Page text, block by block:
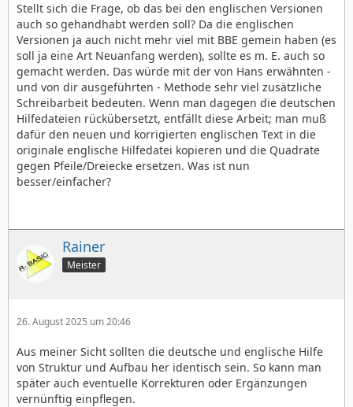
Stellt sich die Frage, ob das bei den englischen Versionen
auch so gehandhabt werden soll? Da die englischen
Versionen ja auch nicht mehr viel mit BBE gemein haben (es
soll ja eine Art Neuanfang werden), sollte es m. E. auch so
gemacht werden. Das würde mit der von Hans erwähnten -
und von dir ausgeführten - Methode sehr viel zusätzliche
Schreibarbeit bedeuten. Wenn man dagegen die deutschen
Hilfedateien rückübersetzt, entfällt diese Arbeit; man muß
dafür den neuen und korrigierten englischen Text in die
originale englische Hilfedatei kopieren und die Quadrate
gegen Pfeile/Dreiecke ersetzen. Was ist nun
besser/einfacher?
Rainer
Meister
26. August 2025 um 20:46
Aus meiner Sicht sollten die deutsche und englische Hilfe
von Struktur und Aufbau her identisch sein. So kann man
später auch eventuelle Korrekturen oder Ergänzungen
vernünftig einpflegen.